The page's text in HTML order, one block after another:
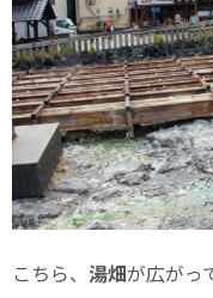
こちら、 湯畑が広がっ